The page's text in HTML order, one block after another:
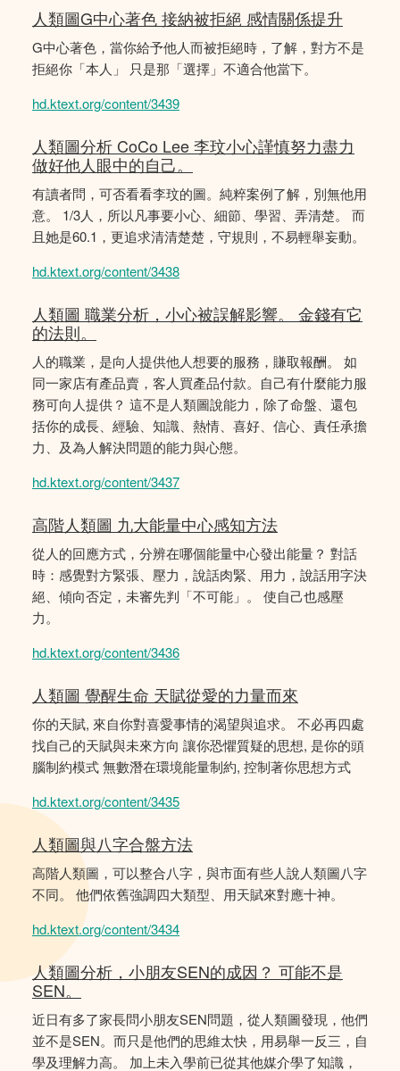
人類圖G中心著色 接納被拒絕 感情關係提升
G中心著色，當你給予他人而被拒絕時，了解，對方不是
拒絕你「本人」 只是那「選擇」不適合他當下。
hd.ktext.org/content/3439
人類圖分析 CoCo Lee 李玟小心謹慎努力盡力
做好他人眼中的自己。
有讀者問，可否看看李玟的圖。純粹案例了解，別無他用
意。 1/3人，所以凡事要小心、細節、學習、弄清楚。 而
且她是60.1，更追求清清楚楚，守規則，不易輕舉妄動。
hd.ktext.org/content/3438
人類圖 職業分析，小心被誤解影響。 金錢有它
的法則。
人的職業，是向人提供他人想要的服務，賺取報酬。 如
同一家店有產品賣，客人買產品付款。自己有什麼能力服
務可向人提供？ 這不是人類圖說能力，除了命盤、還包
括你的成長、經驗、知識、熱情、喜好、信心、責任承擔
力、及為人解決問題的能力與心態。
hd.ktext.org/content/3437
高階人類圖 九大能量中心感知方法
從人的回應方式，分辨在哪個能量中心發出能量？ 對話
時：感覺對方緊張、壓力，說話肉緊、用力，說話用字決
絕、傾向否定，未審先判「不可能」。 使自己也感壓
力。
hd.ktext.org/content/3436
人類圖 覺醒生命 天賦從愛的力量而來
你的天賦, 來自你對喜愛事情的渴望與追求。 不必再四處
找自己的天賦與未來方向 讓你恐懼質疑的思想, 是你的頭
腦制約模式 無數潛在環境能量制約, 控制著你思想方式
hd.ktext.org/content/3435
人類圖與八字合盤方法
高階人類圖，可以整合八字，與市面有些人說人類圖八字
不同。 他們依舊強調四大類型、用天賦來對應十神。
hd.ktext.org/content/3434
人類圖分析，小朋友SEN的成因？ 可能不是
SEN。
近日有多了家長問小朋友SEN問題，從人類圖發現，他們
並不是SEN。而只是他們的思維太快，用易舉一反三，自
學及理解力高。 加上未入學前已從其他媒介學了知識，